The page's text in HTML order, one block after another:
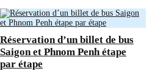
Réservation d’un billet de bus
Saigon et Phnom Penh étape
par étape